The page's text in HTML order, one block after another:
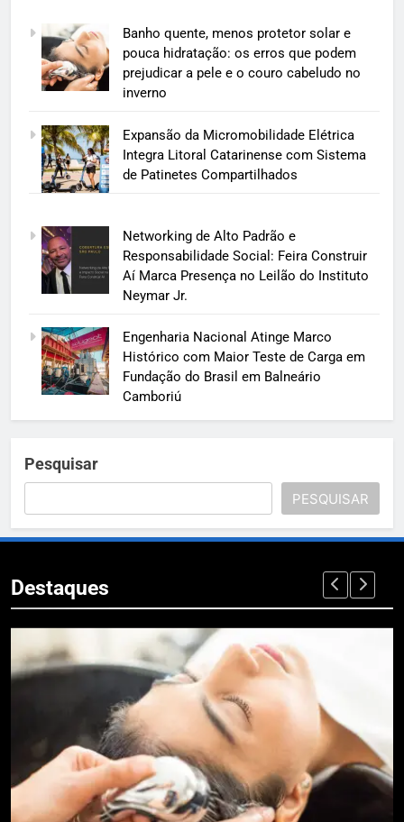
Banho quente, menos protetor solar e
pouca hidratação: os erros que podem
prejudicar a pele e o couro cabeludo no
inverno
Expansão da Micromobilidade Elétrica
Integra Litoral Catarinense com Sistema
de Patinetes Compartilhados
Networking de Alto Padrão e
Responsabilidade Social: Feira Construir
Aí Marca Presença no Leilão do Instituto
Neymar Jr.
Engenharia Nacional Atinge Marco
Histórico com Maior Teste de Carga em
Fundação do Brasil em Balneário
Camboriú
Pesquisar
PESQUISAR
Destaques